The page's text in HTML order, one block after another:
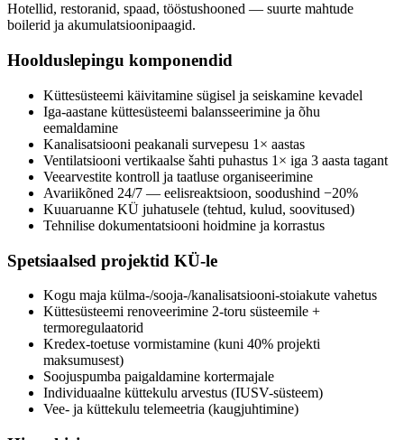
Hotellid, restoranid, spaad, tööstushooned — suurte mahtude
boilerid ja akumulatsioonipaagid.
Hoolduslepingu komponendid
Küttesüsteemi käivitamine sügisel ja seiskamine kevadel
Iga-aastane küttesüsteemi balansseerimine ja õhu
eemaldamine
Kanalisatsiooni peakanali survepesu 1× aastas
Ventilatsiooni vertikaalse šahti puhastus 1× iga 3 aasta tagant
Veearvestite kontroll ja taatluse organiseerimine
Avariikõned 24/7 — eelisreaktsioon, soodushind −20%
Kuuaruanne KÜ juhatusele (tehtud, kulud, soovitused)
Tehnilise dokumentatsiooni hoidmine ja korrastus
Spetsiaalsed projektid KÜ-le
Kogu maja külma-/sooja-/kanalisatsiooni-stoiakute vahetus
Küttesüsteemi renoveerimine 2-toru süsteemile +
termoregulaatorid
Kredex-toetuse vormistamine (kuni 40% projekti
maksumusest)
Soojuspumba paigaldamine kortermajale
Individuaalne küttekulu arvestus (IUSV-süsteem)
Vee- ja küttekulu telemeetria (kaugjuhtimine)